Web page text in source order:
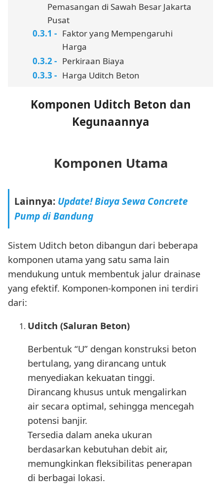
Pemasangan di Sawah Besar Jakarta
Pusat
Faktor yang Mempengaruhi
Harga
Perkiraan Biaya
Harga Uditch Beton
Komponen Uditch Beton dan
Kegunaannya
Komponen Utama
Lainnya: Update! Biaya Sewa Concrete
Pump di Bandung
Sistem Uditch beton dibangun dari beberapa
komponen utama yang satu sama lain
mendukung untuk membentuk jalur drainase
yang efektif. Komponen-komponen ini terdiri
dari:
Uditch (Saluran Beton)
Berbentuk “U” dengan konstruksi beton
bertulang, yang dirancang untuk
menyediakan kekuatan tinggi.
Dirancang khusus untuk mengalirkan
air secara optimal, sehingga mencegah
potensi banjir.
Tersedia dalam aneka ukuran
berdasarkan kebutuhan debit air,
memungkinkan fleksibilitas penerapan
di berbagai lokasi.